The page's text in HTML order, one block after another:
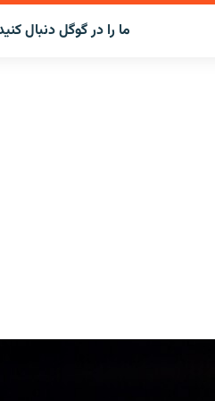
ما را در گوگل دنبال